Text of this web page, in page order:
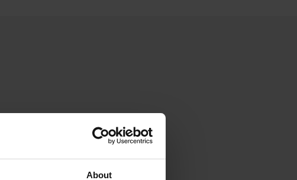
About